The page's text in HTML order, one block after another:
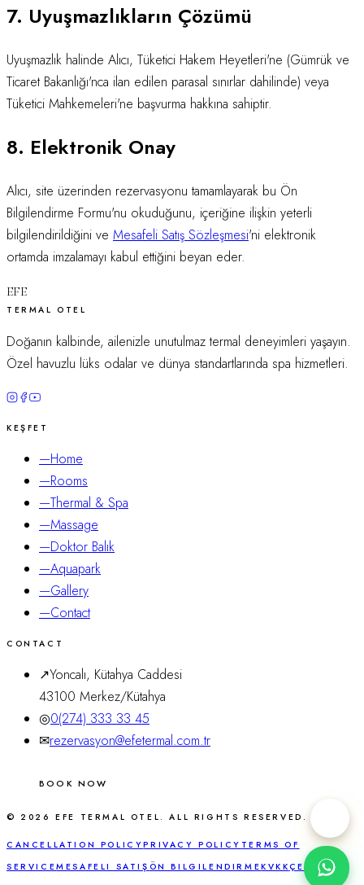
7. Uyuşmazlıkların Çözümü
Uyuşmazlık halinde Alıcı, Tüketici Hakem Heyetleri'ne (Gümrük ve
Ticaret Bakanlığı'nca ilan edilen parasal sınırlar dahilinde) veya
Tüketici Mahkemeleri'ne başvurma hakkına sahiptir.
8. Elektronik Onay
Alıcı, site üzerinden rezervasyonu tamamlayarak bu Ön
Bilgilendirme Formu'nu okuduğunu, içeriğine ilişkin yeterli
bilgilendirildiğini ve Mesafeli Satış Sözleşmesi'ni elektronik
ortamda imzalamayı kabul ettiğini beyan eder.
EFE
TERMAL OTEL
Doğanın kalbinde, ailenizle unutulmaz termal deneyimleri yaşayın.
Özel havuzlu lüks odalar ve dünya standartlarında spa hizmetleri.
KEŞFET
—Home
—Rooms
—Thermal & Spa
—Massage
—Doktor Balık
—Aquapark
—Gallery
—Contact
CONTACT
↗Yoncalı, Kütahya Caddesi
43100 Merkez/Kütahya
◎0(274) 333 33 45
✉rezervasyon@efetermal.com.tr
BOOK NOW
© 2026 EFE TERMAL OTEL.ALL RIGHTS RESERVED.
CANCELLATION POLICYPRIVACY POLICY TERMS OF
SERVICEMESAFELI SATIŞ ÖN BILGILENDIRMEKVKKÇEREZ